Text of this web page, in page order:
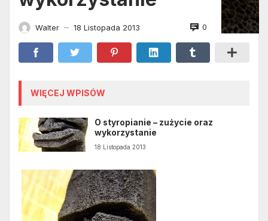
Walter — 18 Listopada 2013 0
WIĘCEJ WPISÓW
O styropianie – zużycie oraz
wykorzystanie
18 Listopada 2013